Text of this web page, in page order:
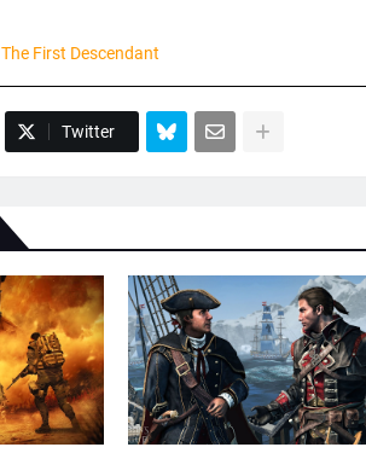
The First Descendant
Twitter